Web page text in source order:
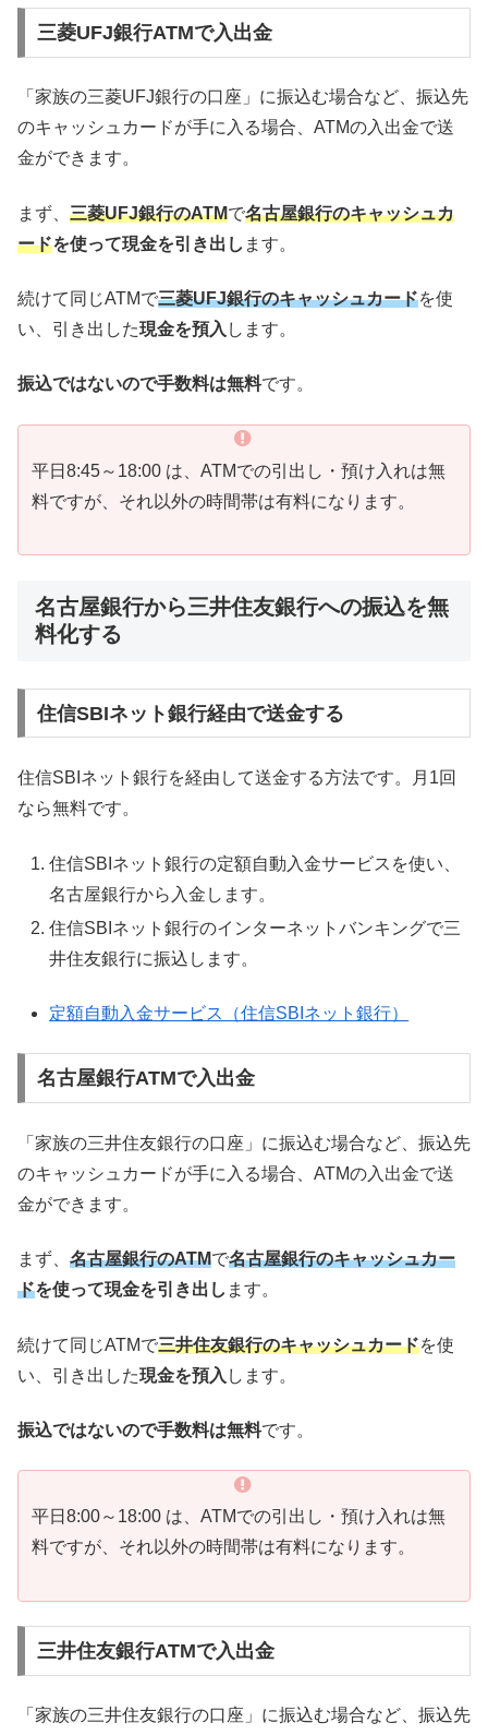
三菱UFJ銀行ATMで入出金
「家族の三菱UFJ銀行の口座」に振込む場合など、振込先
のキャッシュカードが手に入る場合、ATMの入出金で送
金ができます。
まず、 三菱UFJ銀行のATMで名古屋銀行のキャッシュカ
ードを使って現金を引き出し ます。
続けて同じATMで三菱UFJ銀行のキャッシュカードを使
い、引き出した現金を預入 します。
振込ではないので手数料は無料です。
平日8:45～18:00 は、ATMでの引出し・預け入れは無
料ですが、それ以外の時間帯は有料になります。
名古屋銀行から三井住友銀行への振込を無
料化する
住信SBIネット銀行経由で送金する
住信SBIネット銀行を経由して送金する方法です。月1回
なら無料です。
住信SBIネット銀行の定額自動入金サービスを使い、
名古屋銀行から入金します。
住信SBIネット銀行のインターネットバンキングで三
井住友銀行に振込します。
定額自動入金サービス（住信SBIネット銀行）
名古屋銀行ATMで入出金
「家族の三井住友銀行の口座」に振込む場合など、振込先
のキャッシュカードが手に入る場合、ATMの入出金で送
金ができます。
まず、 名古屋銀行のATMで名古屋銀行のキャッシュカー
ドを使って現金を引き出し ます。
続けて同じATMで三井住友銀行のキャッシュカードを使
い、引き出した現金を預入 します。
振込ではないので手数料は無料です。
平日8:00～18:00 は、ATMでの引出し・預け入れは無
料ですが、それ以外の時間帯は有料になります。
三井住友銀行ATMで入出金
「家族の三井住友銀行の口座」に振込む場合など、振込先